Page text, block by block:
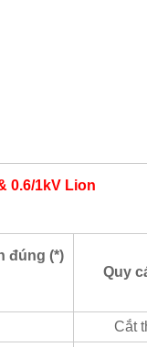
0.6/1kV Lion
đúng (*)
Quy
Cắt